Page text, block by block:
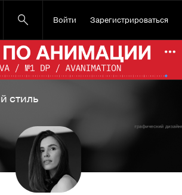
Войти Зарегистрироваться
стиль